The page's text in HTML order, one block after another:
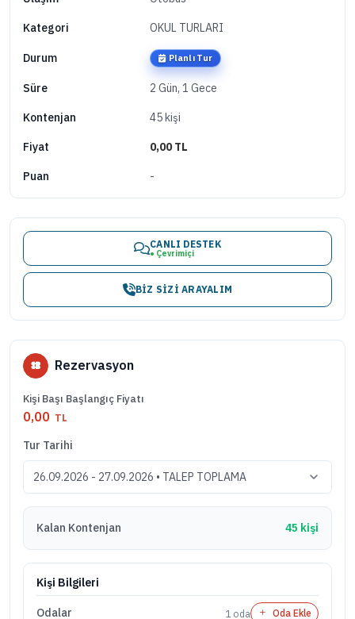
Kategori OKUL TURLARI
Durum Planlı Tur
Süre 2 Gün, 1 Gece
Kontenjan 45 kişi
Fiyat 0,00 TL
Puan -
CANLI DESTEK
● Çevrimiçi
BIZ SIZI ARAYALIM
Rezervasyon
Kişi Başı Başlangıç Fiyatı
0,00 TL
Tur Tarihi
Kalan Kontenjan 45 kişi
Kişi Bilgileri
Odalar 1 oda Oda Ekle